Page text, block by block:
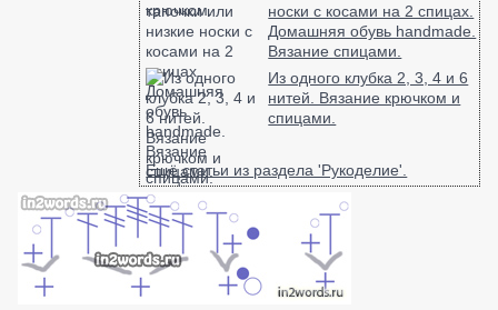
носки с косами на 2 спицах.
Домашняя обувь handmade.
Вязание спицами.
Из одного клубка 2, 3, 4 и 6
нитей. Вязание крючком и
спицами.
Ещё статьи из раздела 'Рукоделие'.